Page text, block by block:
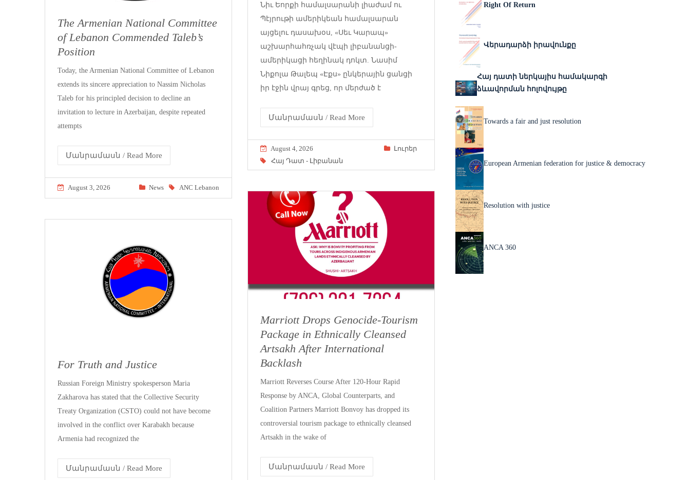
Նիւ Եորքի համալսարանի լիաժամ ու
Պէյրութի ամերիկեան համալսարան
այցելու դասախօս, «Սեւ Կարապ»
աշխարհահռչակ վէպի լիբանանցի-
ամերիկացի հեղինակ դոկտ. Նասիմ
Նիքոլա Թալեպ «Էքս» ընկերային ցանցի
իր էջին վրայ գրեց, որ մերժած է
Մանրամասն / Read More
August 4, 2026
Լուրեր
Հայ Դատ - Լիբանան
The Armenian National Committee
of Lebanon Commended Taleb’s
Position
Today, the Armenian National Committee of Lebanon
extends its sincere appreciation to Nassim Nicholas
Taleb for his principled decision to decline an
invitation to lecture in Azerbaijan, despite repeated
attempts
Մանրամասն / Read More
August 3, 2026 News ANC Lebanon
Marriott Drops Genocide-Tourism
Package in Ethnically Cleansed
Artsakh After International
Backlash
Marriott Reverses Course After 120-Hour Rapid
Response by ANCA, Global Counterparts, and
Coalition Partners Marriott Bonvoy has dropped its
controversial tourism package to ethnically cleansed
Artsakh in the wake of
Մանրամասն / Read More
For Truth and Justice
Russian Foreign Ministry spokesperson Maria
Zakharova has stated that the Collective Security
Treaty Organization (CSTO) could not have become
involved in the conflict over Karabakh because
Armenia had recognized the
Մանրամասն / Read More
Right Of Return
Վերադարձի իրավունքը
Հայ դատի ներկայիս համակարգի
ձևավորման հոլովույթը
Towards a fair and just resolution
European Armenian federation for justice & democracy
Resolution with justice
ANCA 360